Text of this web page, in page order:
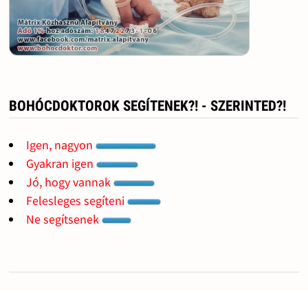
BOHÓCDOKTOROK SEGÍTENEK?! - SZERINTED?!
Igen, nagyon
Gyakran igen
Jó, hogy vannak
Felesleges segíteni
Ne segítsenek